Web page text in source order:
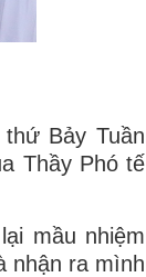
Bảy Tuần
Thầy Phó tế
mầu nhiệm
nhận ra mình